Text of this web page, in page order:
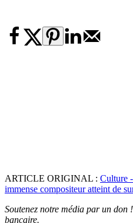
ARTICLE ORIGINAL : Culture
immense compositeur atteint de
Soutenez notre média par un
bancaire.